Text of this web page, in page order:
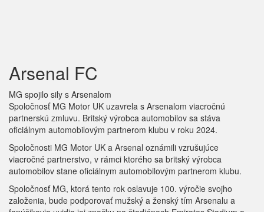
Arsenal FC
MG spojilo sily s Arsenalom
Spoločnosť MG Motor UK uzavrela s Arsenalom viacročnú
partnerskú zmluvu. Britský výrobca automobilov sa stáva
oficiálnym automobilovým partnerom klubu v roku 2024.
Spoločnosti MG Motor UK a Arsenal oznámili vzrušujúce
viacročné partnerstvo, v rámci ktorého sa britský výrobca
automobilov stane oficiálnym automobilovým partnerom klubu.
Spoločnosť MG, ktorá tento rok oslavuje 100. výročie svojho
založenia, bude podporovať mužský a ženský tím Arsenalu a